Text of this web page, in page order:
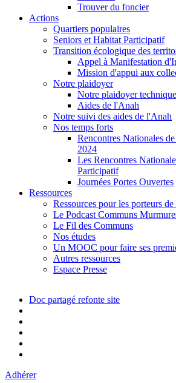
Trouver du foncier
Actions
Quartiers populaires
Seniors et Habitat Participatif
Transition écologique des
Appel à Manifestation
Mission d'appui aux
Notre plaidoyer
Notre plaidoyer technique
Aides de l'Anah
Notre suivi des aides de l'Anah
Nos temps forts
Rencontres Nationales
2024
Les Rencontres
Participatif
Journées Portes Ouvertes
Ressources
Ressources pour les porteurs
Le Podcast Communs
Le Fil des Communs
Nos études
Un MOOC pour faire ses
Autres ressources
Espace Presse
Doc partagé refonte site
Adhérer